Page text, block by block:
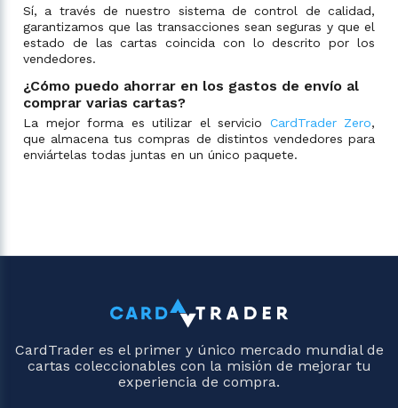
Sí, a través de nuestro sistema de control de calidad,
garantizamos que las transacciones sean seguras y que el
estado de las cartas coincida con lo descrito por los
vendedores.
¿Cómo puedo ahorrar en los gastos de envío al
comprar varias cartas?
La mejor forma es utilizar el servicio CardTrader Zero,
que almacena tus compras de distintos vendedores para
enviártelas todas juntas en un único paquete.
CardTrader es el primer y único mercado mundial de
cartas coleccionables con la misión de mejorar tu
experiencia de compra.